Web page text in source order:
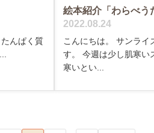
んぱく質
絵本紹介「わらべう
2022.08.24
こんにちは。 サンライ
す。 今週は少し肌寒い
寒いとい...